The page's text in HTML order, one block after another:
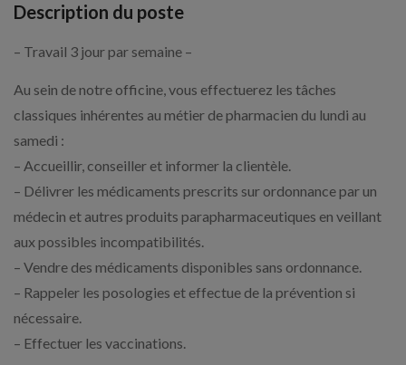
Description du poste
– Travail 3 jour par semaine –
Au sein de notre officine, vous effectuerez les tâches
classiques inhérentes au métier de pharmacien du lundi au
samedi :
– Accueillir, conseiller et informer la clientèle.
– Délivrer les médicaments prescrits sur ordonnance par un
médecin et autres produits parapharmaceutiques en veillant
aux possibles incompatibilités.
– Vendre des médicaments disponibles sans ordonnance.
– Rappeler les posologies et effectue de la prévention si
nécessaire.
– Effectuer les vaccinations.